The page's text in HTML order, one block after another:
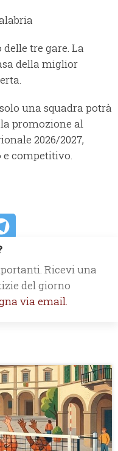
tre gare. La
della miglior
una squadra potrà
promozione al
2026/2027,
competitivo.
Ricevi una
del giorno
via email.